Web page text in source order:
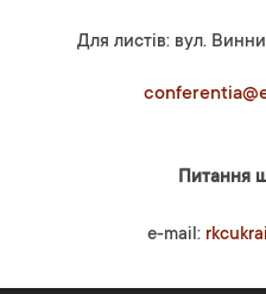
Для листів: вул.
Питання
e-mail: